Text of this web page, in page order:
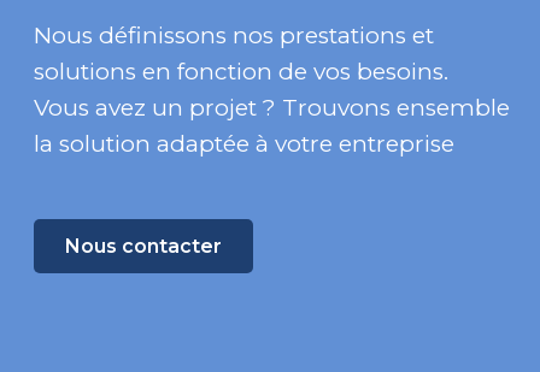
Nous définissons nos prestations et
solutions en fonction de vos besoins.
Vous avez un projet ? Trouvons ensemble
la solution adaptée à votre entreprise
Nous contacter